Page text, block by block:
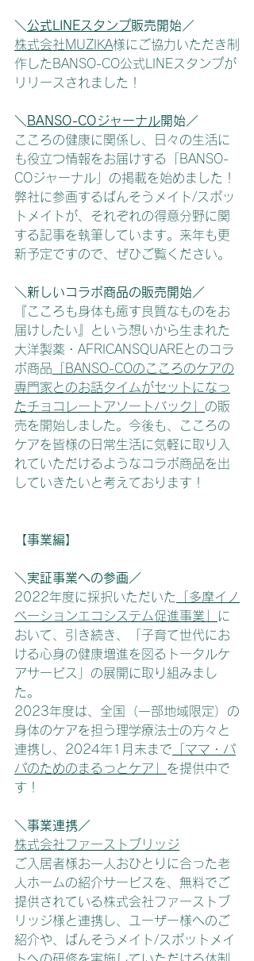
＼ 公式LINEスタンプ販売開始／
株式会社MUZIKA様にご協力いただき制
作したBANSO-CO公式LINEスタンプが
リリースされました！
＼ BANSO-COジャーナル開始／
こころの健康に関係し、日々の生活に
も役立つ情報をお届けする「BANSO-
COジャーナル」の掲載を始めました！
弊社に参画するばんそうメイト/スポッ
トメイトが、それぞれの得意分野に関
する記事を執筆しています。来年も更
新予定ですので、ぜひご覧ください。
＼新しいコラボ商品の販売開始／
『こころも身体も癒す良質なものをお
届けしたい』という想いから生まれた
大洋製薬・AFRICANSQUAREとのコラ
ボ商品 「BANSO-COのこころのケアの
専門家とのお話タイムがセットになっ
たチョコレート​アソートバック」 の販
売を開始しました。今後も、こころの
ケアを皆様の日常生活に気軽に取り入
れていただけるようなコラボ商品を出
していきたいと考えております！
【事業編】
＼実証事業への参画／
2022年度に採択いただいた
「多摩イノ
ベーションエコシステム促進事業」
に
おいて、引き続き、「子育て世代にお
ける心身の健康増進を図るトータルケ
アサービス」の展開に取り組みまし
た。
2023年度は、全国（一部地域限定）の
身体のケアを担う理学療法士の方々と
連携し、2024年1月末まで 「ママ・パ
パのためのまるっとケア」 を提供中で
す！
＼事業連携／
株式会社ファーストブリッジ
ご入居者様お一人おひとりに合った老
人ホームの紹介サービスを、無料でご
提供されている株式会社ファーストブ
リッジ様と 連携し、ユーザー様へのご
紹介や、ばんそうメイト/スポットメイ